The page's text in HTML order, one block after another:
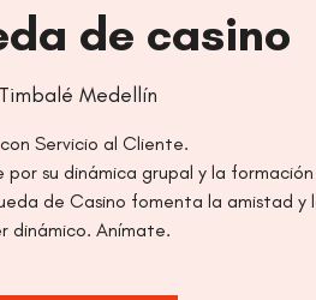
de casino
Timbalé Medellín
Servicio al Cliente.
su dinámica grupal y la
de Casino fomenta la amistad y
dinámico. Anímate.